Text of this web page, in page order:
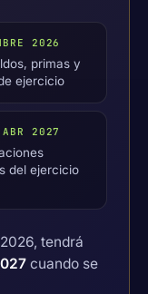
2026
primas y
ejercicio
2027
del ejercicio
tendrá
cuando se